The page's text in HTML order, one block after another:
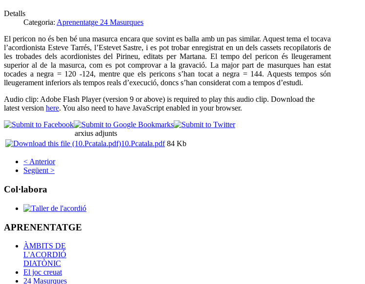
Detalls
Categoria: Aprenentatge 24 Masurques
El pericon no és ben bé una masurca encara que sovint es balla amb un pas similar. Aquest tema el tocava
l’acordionista Esteve Tarrés, l’Estevet Sastre, i es pot trobar enregistrat en un dels cassets recopilatoris de
les trobades dels acordionistes del Pirineu, editats per Martana. El tempo del pericon és lleugerament
superior al de la masurca, com es pot comprovar a la gravació. La major part de masurques han estat
tocades a negra = 120 -124, mentre que els pericons s’han tocat a negra = 144. Aquests tempos són
lleugerament inferiors als tempos reals d’execució, doncs s’han considerat com a tempos d’estudi.
Audio clip: Adobe Flash Player (version 9 or above) is required to play this audio clip. Download the
latest version here. You also need to have JavaScript enabled in your browser.
arxius adjunts
10.Pcatala.pdf 84 Kb
< Anterior
Següent >
Col·labora
APRENENTATGE
ÀMBITS DE
L'ACORDIÓ
DIATÒNIC
El joc creuat
24 Masurques